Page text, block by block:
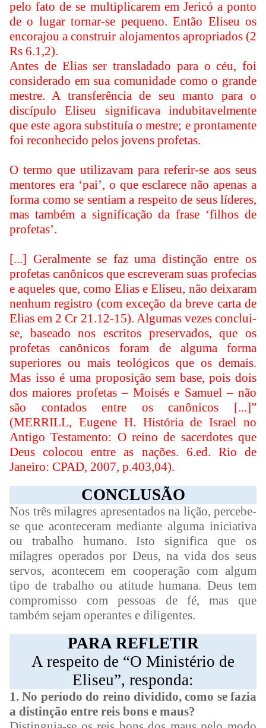
pelo fato de se multiplicarem em Jericó a ponto
de o lugar tornar-se pequeno. Então Eliseu os
encorajou a construir alojamentos apropriados (2
Rs 6.1,2).
Antes de Elias ser transladado para o céu, foi
considerado em sua comunidade como o grande
mestre. A transferência de seu manto para o
discípulo Eliseu significava indubitavelmente
que este agora substituía o mestre; e prontamente
foi reconhecido pelos jovens profetas.
O termo que utilizavam para referir-se aos seus
mentores era ‘pai’, o que esclarece não apenas a
forma como se sentiam a respeito de seus líderes,
mas também a significação da frase ‘filhos de
profetas’.
[...] Geralmente se faz uma distinção entre os
profetas canônicos que escreveram suas profecias
e aqueles que, como Elias e Eliseu, não deixaram
nenhum registro (com exceção da breve carta de
Elias em 2 Cr 21.12-15). Algumas vezes conclui-
se, baseado nos escritos preservados, que os
profetas canônicos foram de alguma forma
superiores ou mais teológicos que os demais.
Mas isso é uma proposição sem base, pois dois
dos maiores profetas – Moisés e Samuel – não
são contados entre os canônicos [...]”
(MERRILL, Eugene H. História de Israel no
Antigo Testamento: O reino de sacerdotes que
Deus colocou entre as nações. 6.ed. Rio de
Janeiro: CPAD, 2007, p.403,04).
CONCLUSÃO
Nos três milagres apresentados na lição, percebe-
se que aconteceram mediante alguma iniciativa
ou trabalho humano. Isto significa que os
milagres operados por Deus, na vida dos seus
servos, acontecem em cooperação com algum
tipo de trabalho ou atitude humana. Deus tem
compromisso com pessoas de fé, mas que
também sejam operantes e diligentes.
PARA REFLETIR
A respeito de “O Ministério de
Eliseu”, responda:
1. No período do reino dividido, como se fazia
a distinção entre reis bons e maus?